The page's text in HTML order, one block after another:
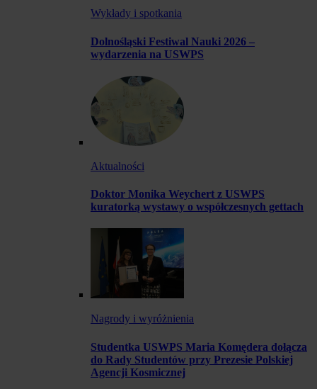
Wykłady i spotkania
Dolnośląski Festiwal Nauki 2026 –
wydarzenia na USWPS
Aktualności
Doktor Monika Weychert z USWPS
kuratorką wystawy o współczesnych gettach
Nagrody i wyróżnienia
Studentka USWPS Maria Komędera dołącza
do Rady Studentów przy Prezesie Polskiej
Agencji Kosmicznej